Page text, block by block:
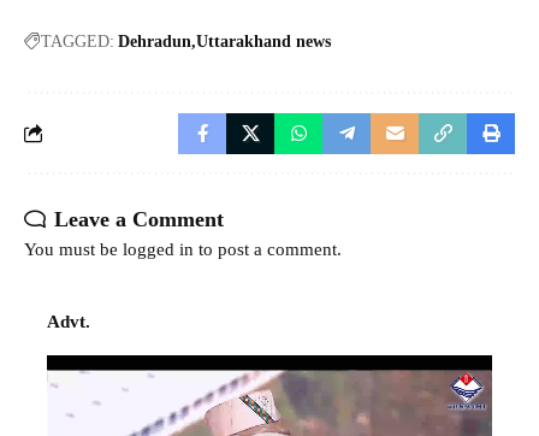
TAGGED: Dehradun Uttarakhand news
Leave a Comment
You must be logged in to post a comment.
Advt.
Video